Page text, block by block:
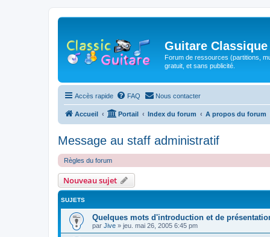
Guitare Classique
Forum de ressources (partitions,
gratuit, et sans publicité.
Accès rapide FAQ Nous contacter
Accueil Portail Index du forum A propos du forum
Message au staff administratif
Règles du forum
Nouveau sujet
SUJETS
Quelques mots d'introduction et de
par Jive » jeu. mai 26, 2005 6:45 pm